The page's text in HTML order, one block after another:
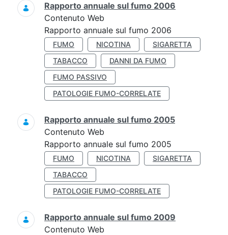
Rapporto annuale sul fumo 2006
Contenuto Web
Rapporto annuale sul fumo 2006
FUMO NICOTINA
SIGARETTA
TABACCO
DANNI DA FUMO
FUMO PASSIVO
PATOLOGIE FUMO-CORRELATE
Rapporto annuale sul fumo 2005
Contenuto Web
Rapporto annuale sul fumo 2005
FUMO NICOTINA
SIGARETTA
TABACCO
PATOLOGIE FUMO-CORRELATE
Rapporto annuale sul fumo 2009
Contenuto Web